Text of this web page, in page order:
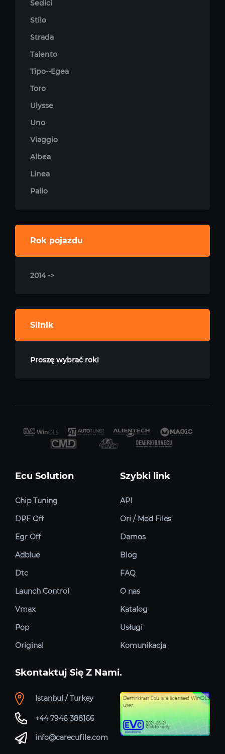
Sedici
Stilo
Strada
Talento
Tipo--Egea
Toro
Ulysse
Uno
Viaggio
Albea
Linea
Palio
Rok pojazdu
2014 ->
Silnik
Proszę wybrać rok!
Ecu Solution
Chip Tuning
DPF Off
Egr Off
Adblue
Dtc
Launch Control
Vmax
Pop
Original
Szybki link
API
Ori / Mod Files
Damos
Blog
FAQ
O nas
Katalog
Usługi
Komunikacja
Skontaktuj Się Z Nami.
Istanbul / Turkey
+44 7946 388166
info@carecufile.com